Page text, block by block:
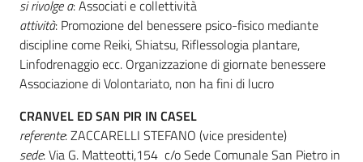
si rivolge a: Associati e collettività
attività: Promozione del benessere psico-fisico mediante
discipline come Reiki, Shiatsu, Riflessologia plantare,
Linfodrenaggio ecc. Organizzazione di giornate benessere
Associazione di Volontariato, non ha fini di lucro
CRANVEL ED SAN PIR IN CASEL
referente: ZACCARELLI STEFANO (vice presidente)
sede: Via G. Matteotti,154 c/o Sede Comunale San Pietro in